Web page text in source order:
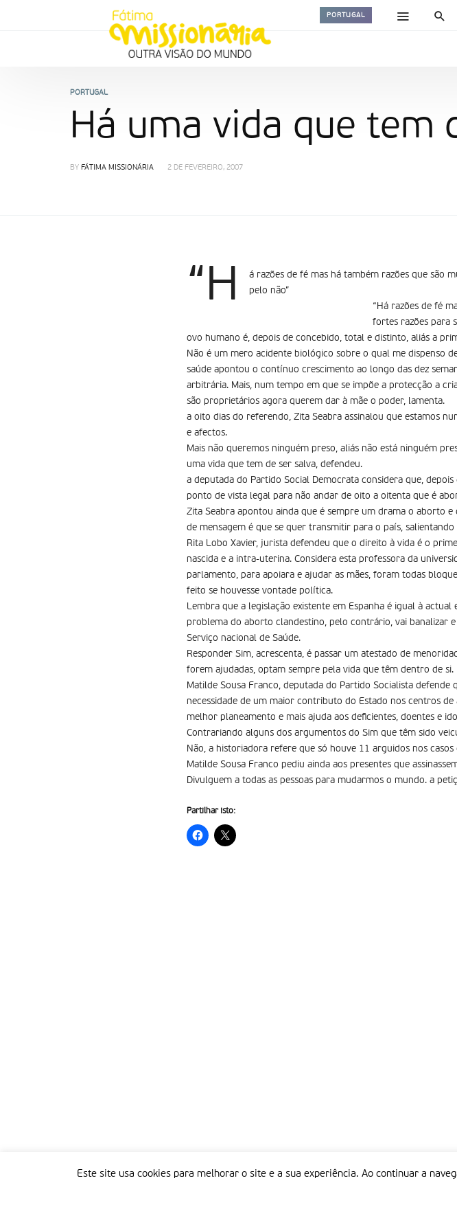
PORTUGAL
PORTUGAL
Há uma vida que tem
BY FÁTIMA MISSIONÁRIA 2 DE FEVEREIRO, 2007
“H
á razões de fé mas há também razões que são
pelo não”
“Há razões de fé
fortes razões para
ovo humano é, depois de concebido, total e distinto, aliás a
Não é um mero acidente biológico sobre o qual me dispenso
saúde apontou o contínuo crescimento ao longo das dez
arbitrária. Mais, num tempo em que se impõe a protecção a
são proprietários agora querem dar à mãe o poder, lamenta.
a oito dias do referendo, Zita Seabra assinalou que estamos
e afectos.
Mais não queremos ninguém preso, aliás não está ninguém
uma vida que tem de ser salva, defendeu.
a deputada do Partido Social Democrata considera que,
ponto de vista legal para não andar de oito a oitenta que é
Zita Seabra apontou ainda que é sempre um drama o aborto
de mensagem é que se quer transmitir para o país,
Rita Lobo Xavier, jurista defendeu que o direito à vida é o
nascida e a intra-uterina. Considera esta professora da
parlamento, para apoiara e ajudar as mães, foram todas
feito se houvesse vontade política.
Lembra que a legislação existente em Espanha é igual à
problema do aborto clandestino, pelo contrário, vai banalizar
Serviço nacional de Saúde.
Responder Sim, acrescenta, é passar um atestado de
forem ajudadas, optam sempre pela vida que têm dentro de si.
Matilde Sousa Franco, deputada do Partido Socialista
necessidade de um maior contributo do Estado nos centros
melhor planeamento e mais ajuda aos deficientes, doentes e
Contrariando alguns dos argumentos do Sim que têm sido
Não, a historiadora refere que só houve 11 arguidos nos
Matilde Sousa Franco pediu ainda aos presentes que
Divulguem a todas as pessoas para mudarmos o mundo. a
Partilhar isto:
Este site usa cookies para melhorar o site e a sua experiência. Ao continuar a